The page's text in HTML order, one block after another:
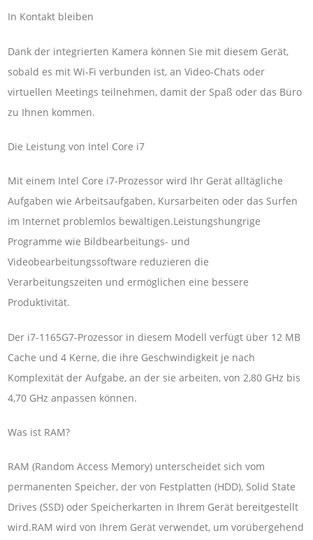
In Kontakt bleiben
Dank der integrierten Kamera können Sie mit diesem Gerät,
sobald es mit Wi-Fi verbunden ist, an Video-Chats oder
virtuellen Meetings teilnehmen, damit der Spaß oder das Büro
zu Ihnen kommen.
Die Leistung von Intel Core i7
Mit einem Intel Core i7-Prozessor wird Ihr Gerät alltägliche
Aufgaben wie Arbeitsaufgaben, Kursarbeiten oder das Surfen
im Internet problemlos bewältigen.Leistungshungrige
Programme wie Bildbearbeitungs- und
Videobearbeitungssoftware reduzieren die
Verarbeitungszeiten und ermöglichen eine bessere
Produktivität.
Der i7-1165G7-Prozessor in diesem Modell verfügt über 12 MB
Cache und 4 Kerne, die ihre Geschwindigkeit je nach
Komplexität der Aufgabe, an der sie arbeiten, von 2,80 GHz bis
4,70 GHz anpassen können.
Was ist RAM?
RAM (Random Access Memory) unterscheidet sich vom
permanenten Speicher, der von Festplatten (HDD), Solid State
Drives (SSD) oder Speicherkarten in Ihrem Gerät bereitgestellt
wird.RAM wird von Ihrem Gerät verwendet, um vorübergehend